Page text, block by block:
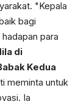
"Kepala
bagi
para
di
Kedua
meminta untuk
Ia